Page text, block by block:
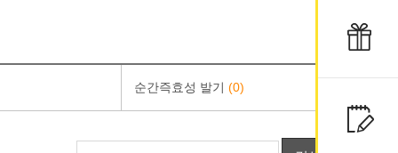
순간즉효성 발기 (0)